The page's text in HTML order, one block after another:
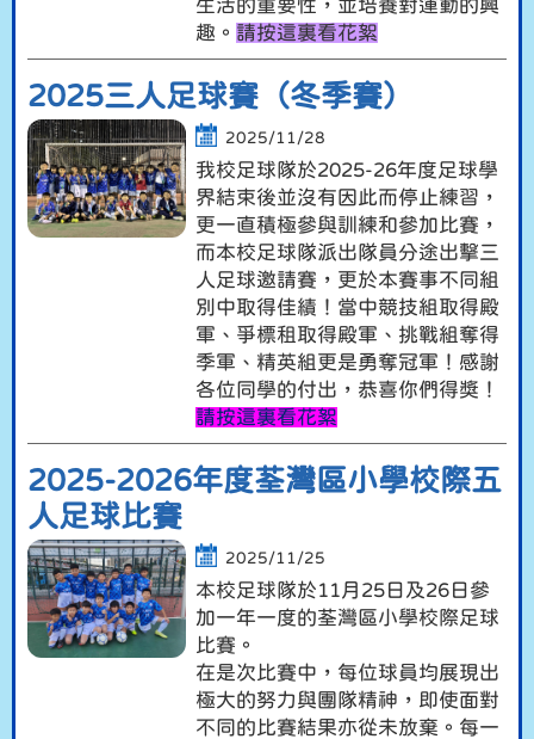
生活的重要性，並培養對運動的興
趣。 請按這裏看花絮
2025三人足球賽（冬季賽）
2025/11/28
我校足球隊於2025-26年度足球學
界結束後並沒有因此而停止練習，
更一直積極參與訓練和參加比賽，
而本校足球隊派出隊員分途出擊三
人足球邀請賽，更於本賽事不同組
別中取得佳績！當中競技組取得殿
軍、爭標租取得殿軍、挑戰組奪得
季軍、精英組更是勇奪冠軍！感謝
各位同學的付出，恭喜你們得獎！
請按這裏看花絮
2025-2026年度荃灣區小學校際五
人足球比賽
2025/11/25
本校足球隊於11月25日及26日參
加一年一度的荃灣區小學校際足球
比賽。
在是次比賽中，每位球員均展現出
極大的努力與團隊精神，即使面對
不同的比賽結果亦從未放棄。每一